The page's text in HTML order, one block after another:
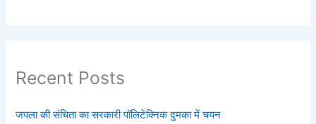
Recent Posts
जपला की संचिता का सरकारी पॉलिटेक्निक दुमका में चयन